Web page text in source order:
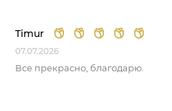
Timur
07.07.2026
Все прекрасно, благодарю.